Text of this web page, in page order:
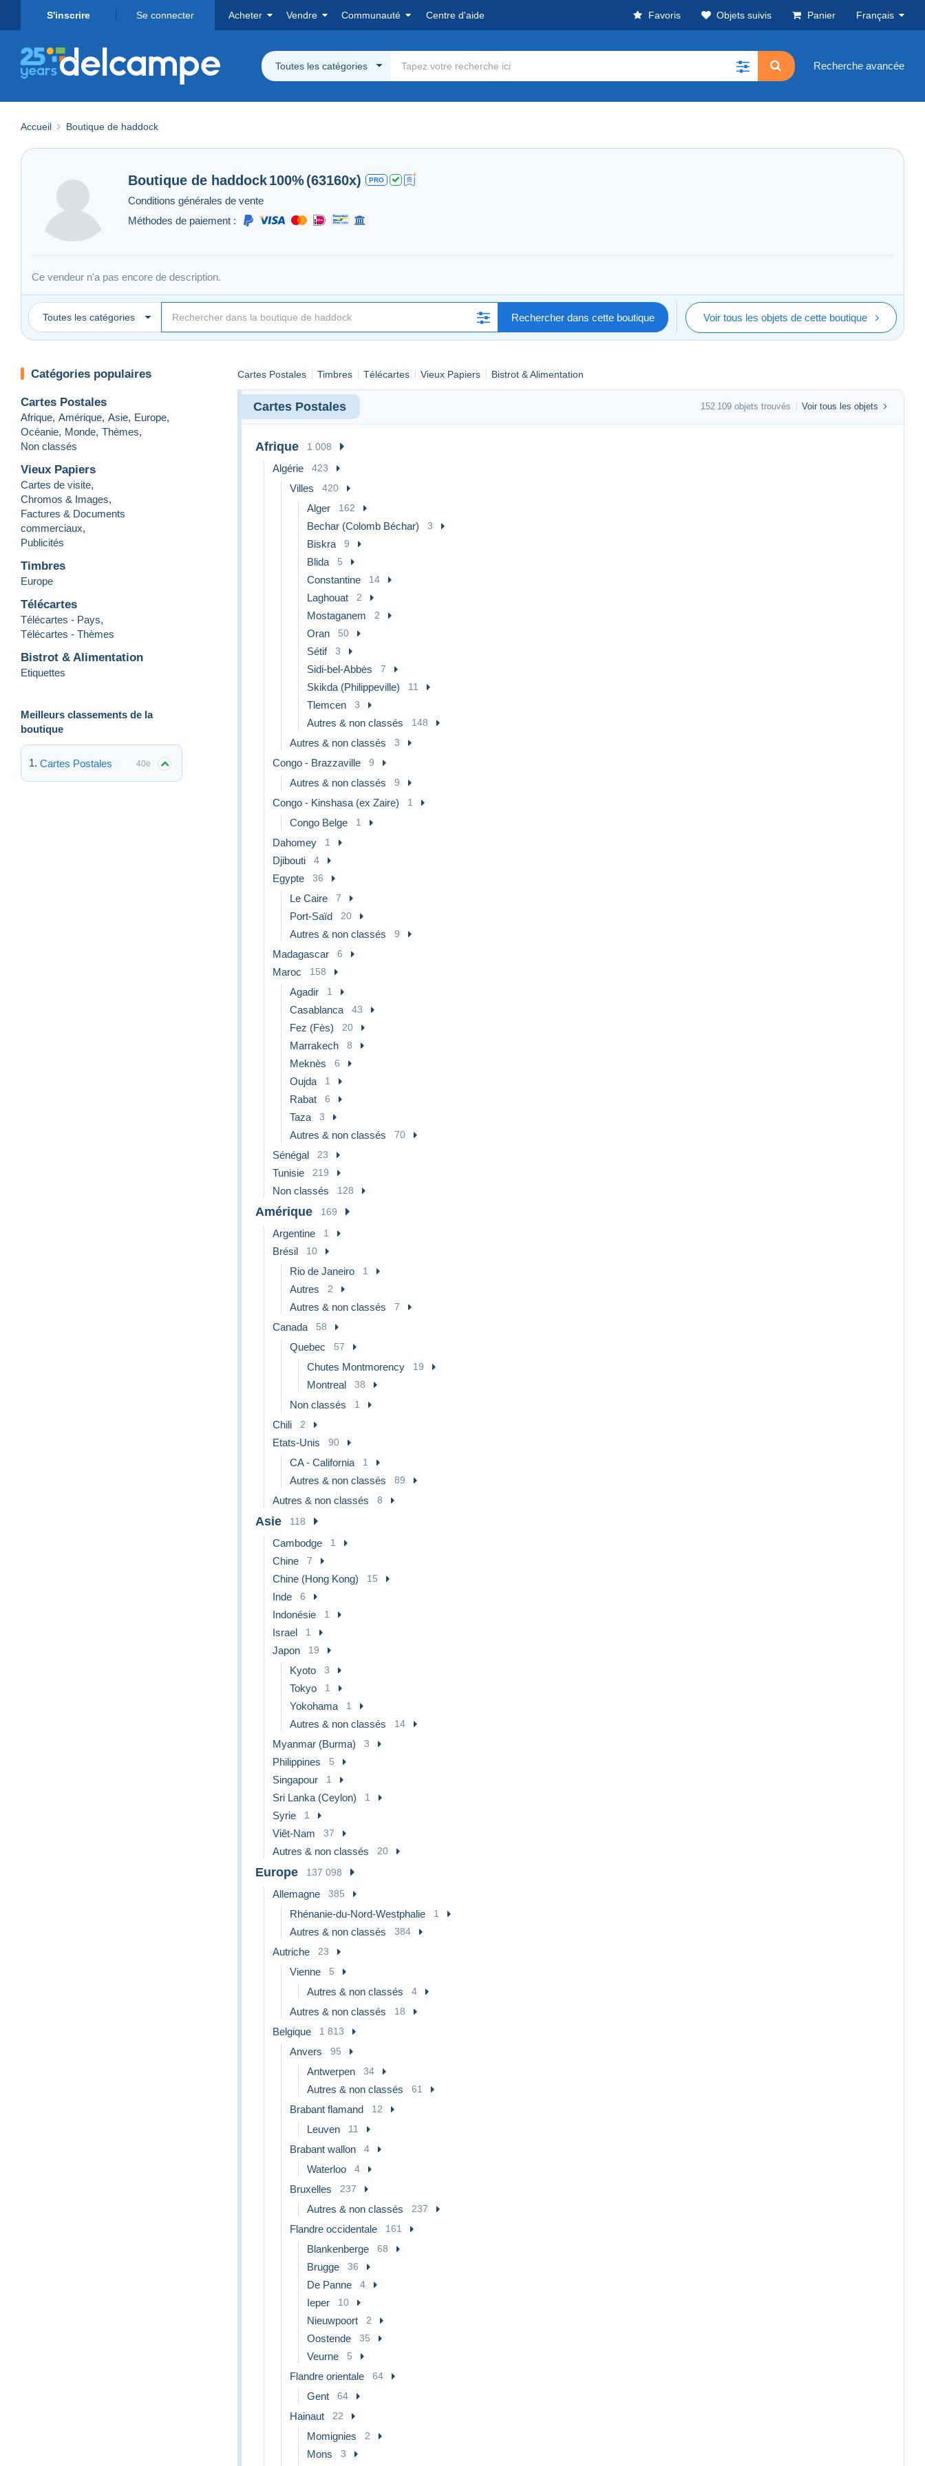
S'inscrire Se connecter Acheter Vendre Communauté Centre d'aide Favoris Objets suivis Panier Français
Toutes les catégories Recherche avancée
Accueil Boutique de haddock
Boutique de haddock100%(63160x) PRO
Conditions générales de vente
Méthodes de paiement :
Ce vendeur n'a pas encore de description.
Toutes les catégories Rechercher dans cette boutique Voir tous les objets de cette boutique
Catégories populaires
Cartes Postales
Afrique, Amérique, Asie, Europe,
Océanie, Monde, Thèmes,
Non classés
Vieux Papiers
Cartes de visite,
Chromos & Images,
Factures & Documents
commerciaux,
Publicités
Timbres
Europe
Télécartes
Télécartes - Pays,
Télécartes - Thèmes
Bistrot & Alimentation
Etiquettes
Meilleurs classements de la
boutique
Cartes Postales 40e
Cartes Postales Timbres Télécartes Vieux Papiers Bistrot & Alimentation
Cartes Postales 152 109 objets trouvés Voir tous les objets
Afrique 1 008
Algérie 423
Villes 420
Alger 162
Bechar (Colomb Béchar) 3
Biskra 9
Blida 5
Constantine 14
Laghouat 2
Mostaganem 2
Oran 50
Sétif 3
Sidi-bel-Abbès 7
Skikda (Philippeville) 11
Tlemcen 3
Autres & non classés 148
Autres & non classés 3
Congo - Brazzaville 9
Autres & non classés 9
Congo - Kinshasa (ex Zaire) 1
Congo Belge 1
Dahomey 1
Djibouti 4
Egypte 36
Le Caire 7
Port-Saïd 20
Autres & non classés 9
Madagascar 6
Maroc 158
Agadir 1
Casablanca 43
Fez (Fès) 20
Marrakech 8
Meknès 6
Oujda 1
Rabat 6
Taza 3
Autres & non classés 70
Sénégal 23
Tunisie 219
Non classés 128
Amérique 169
Argentine 1
Brésil 10
Rio de Janeiro 1
Autres 2
Autres & non classés 7
Canada 58
Quebec 57
Chutes Montmorency 19
Montreal 38
Non classés 1
Chili 2
Etats-Unis 90
CA - California 1
Autres & non classés 89
Autres & non classés 8
Asie 118
Cambodge 1
Chine 7
Chine (Hong Kong) 15
Inde 6
Indonésie 1
Israel 1
Japon 19
Kyoto 3
Tokyo 1
Yokohama 1
Autres & non classés 14
Myanmar (Burma) 3
Philippines 5
Singapour 1
Sri Lanka (Ceylon) 1
Syrie 1
Viêt-Nam 37
Autres & non classés 20
Europe 137 098
Allemagne 385
Rhénanie-du-Nord-Westphalie 1
Autres & non classés 384
Autriche 23
Vienne 5
Autres & non classés 4
Autres & non classés 18
Belgique 1 813
Anvers 95
Antwerpen 34
Autres & non classés 61
Brabant flamand 12
Leuven 11
Brabant wallon 4
Waterloo 4
Bruxelles 237
Autres & non classés 237
Flandre occidentale 161
Blankenberge 68
Brugge 36
De Panne 4
Ieper 10
Nieuwpoort 2
Oostende 35
Veurne 5
Flandre orientale 64
Gent 64
Hainaut 22
Momignies 2
Mons 3